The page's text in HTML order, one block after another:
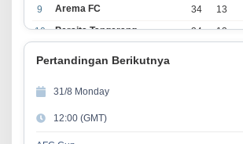
9
Arema FC 34 13
10
Persita Tangerang 34 13
13
Persijap Jepara
14
Madura United FC
15
PSM Makassar
Pertandingan Berikutnya
31/8 Monday
12:00 (GMT)